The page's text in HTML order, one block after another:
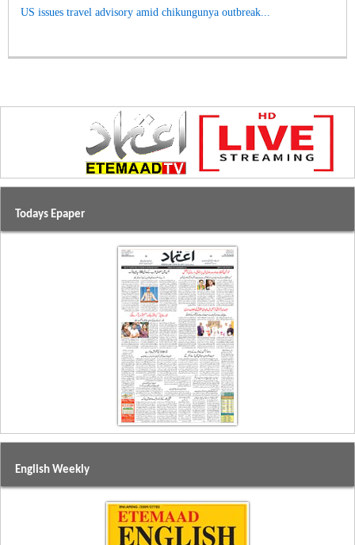
US issues travel advisory amid chikungunya outbreak...
Todays Epaper
English Weekly